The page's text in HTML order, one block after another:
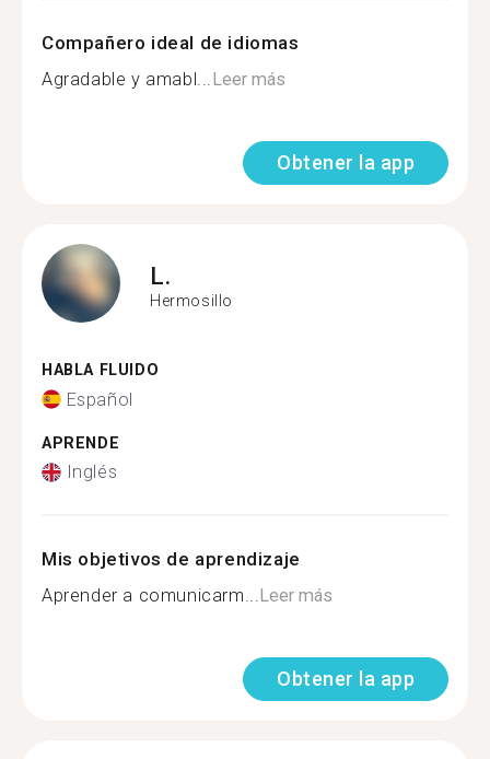
Compañero ideal de idiomas
Agradable y amabl...Leer más
Obtener la app
L.
Hermosillo
HABLA FLUIDO
Español
APRENDE
Inglés
Mis objetivos de aprendizaje
Aprender a comunicarm...Leer más
Obtener la app